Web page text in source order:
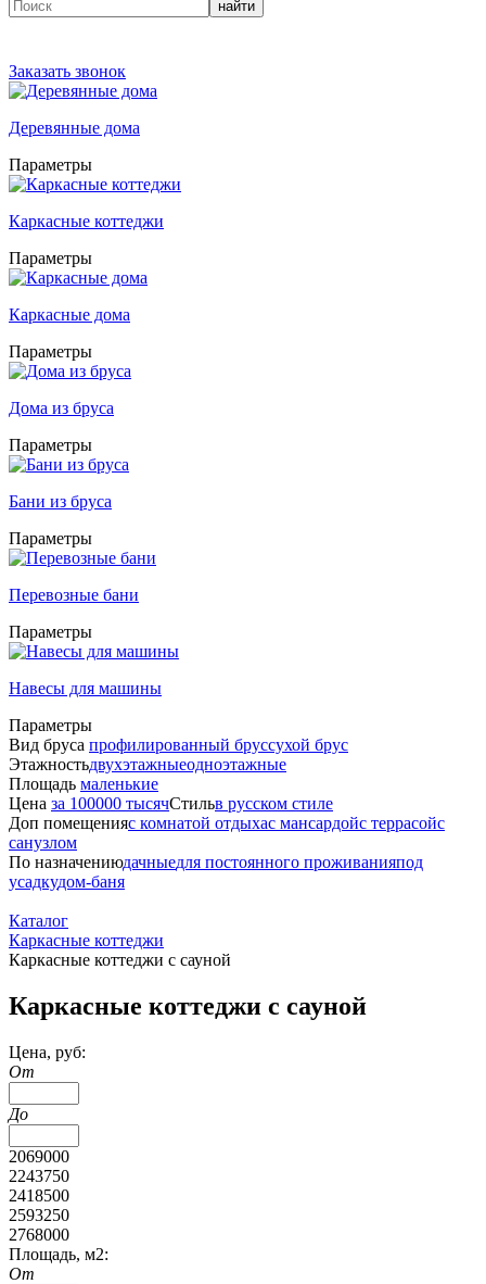
найти
Заказать звонок
Деревянные дома
Параметры
Каркасные коттеджи
Параметры
Каркасные дома
Параметры
Дома из бруса
Параметры
Бани из бруса
Параметры
Перевозные бани
Параметры
Навесы для машины
Параметры
Вид бруса профилированный бруссухой брус
Этажностьдвухэтажныеодноэтажные
Площадь маленькие
Цена за 100000 тысячСтильв русском стиле
Доп помещенияс комнатой отдыхас мансардойс террасойс
санузлом
По назначениюдачныедля постоянного проживанияпод
усадкудом-баня
Каталог
Каркасные коттеджи
Каркасные коттеджи с сауной
Каркасные коттеджи с сауной
Цена, руб:
От
До
2069000
2243750
2418500
2593250
2768000
Площадь, м2:
От